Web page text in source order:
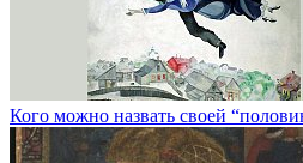
Кого можно назвать своей